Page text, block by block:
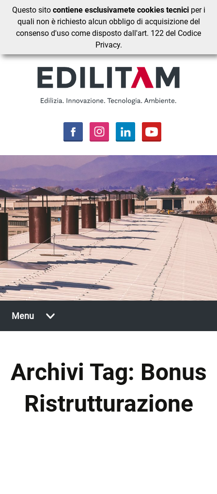
Questo sitocontiene esclusivamete cookies tecniciper i
quali non è richiesto alcun obbligo di acquisizione del
consenso d'uso come disposto dall'art. 122 del Codice
Privacy.
Menu
al
contenuto
Archivi Tag: Bonus
Ristrutturazione